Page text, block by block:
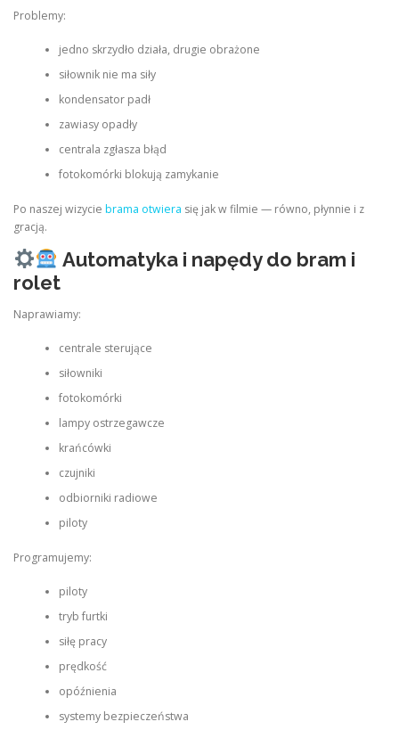
Problemy:
jedno skrzydło działa, drugie obrażone
siłownik nie ma siły
kondensator padł
zawiasy opadły
centrala zgłasza błąd
fotokomórki blokują zamykanie
Po naszej wizycie brama otwiera się jak w filmie — równo, płynnie i z
gracją.
Automatyka i napędy do bram i
rolet
Naprawiamy:
centrale sterujące
siłowniki
fotokomórki
lampy ostrzegawcze
krańcówki
czujniki
odbiorniki radiowe
piloty
Programujemy:
piloty
tryb furtki
siłę pracy
prędkość
opóźnienia
systemy bezpieczeństwa